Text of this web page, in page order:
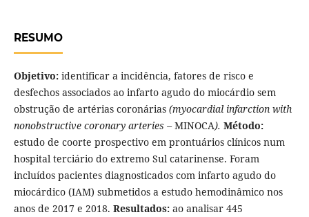
RESUMO
Objetivo: identificar a incidência, fatores de risco e
desfechos associados ao infarto agudo do miocárdio sem
obstrução de artérias coronárias (myocardial infarction with
nonobstructive coronary arteries –MINOCA). Método:
estudo de coorte prospectivo em prontuários clínicos num
hospital terciário do extremo Sul catarinense. Foram
incluídos pacientes diagnosticados com infarto agudo do
miocárdico (IAM) submetidos a estudo hemodinâmico nos
anos de 2017 e 2018. Resultados: ao analisar 445